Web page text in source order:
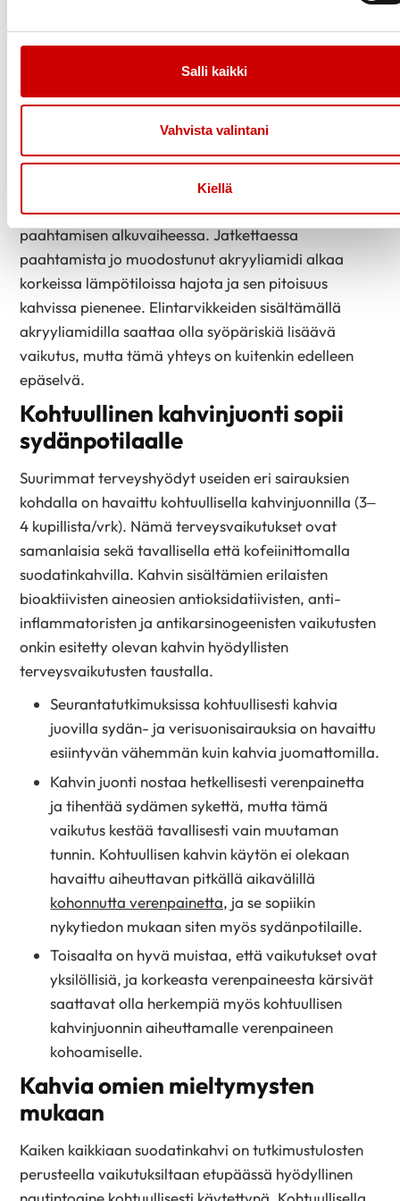
Salli kaikki
Vahvista valintani
Kiellä
päivässä.
Kahvin akryyliamidi
Kahvi on merkittävä akryyliamidin lähde
suomalaisilla aikuisilla kahvin suurten käyttömäärien
takia. Tummapaahtoinen kahvi sisältää vähemmän
akryyliamidia kuin vaaleapaahtoinen, sillä
akryyliamidia muodostuu erityisesti kahvin
paahtamisen alkuvaiheessa. Jatkettaessa
paahtamista jo muodostunut akryyliamidi alkaa
korkeissa lämpötiloissa hajota ja sen pitoisuus
kahvissa pienenee. Elintarvikkeiden sisältämällä
akryyliamidilla saattaa olla syöpäriskiä lisäävä
vaikutus, mutta tämä yhteys on kuitenkin edelleen
epäselvä.
Kohtuullinen kahvinjuonti sopii
sydänpotilaalle
Suurimmat terveyshyödyt useiden eri sairauksien
kohdalla on havaittu kohtuullisella kahvinjuonnilla (3–
4 kupillista/vrk). Nämä terveysvaikutukset ovat
samanlaisia sekä tavallisella että kofeiinittomalla
suodatinkahvilla. Kahvin sisältämien erilaisten
bioaktiivisten aineosien antioksidatiivisten, anti-
inflammatoristen ja antikarsinogeenisten vaikutusten
onkin esitetty olevan kahvin hyödyllisten
terveysvaikutusten taustalla.
Seurantatutkimuksissa kohtuullisesti kahvia
juovilla sydän- ja verisuonisairauksia on havaittu
esiintyvän vähemmän kuin kahvia juomattomilla.
Kahvin juonti nostaa hetkellisesti verenpainetta
ja tihentää sydämen sykettä, mutta tämä
vaikutus kestää tavallisesti vain muutaman
tunnin. Kohtuullisen kahvin käytön ei olekaan
havaittu aiheuttavan pitkällä aikavälillä
kohonnutta verenpainetta, ja se sopiikin
nykytiedon mukaan siten myös sydänpotilaille.
Toisaalta on hyvä muistaa, että vaikutukset ovat
yksilöllisiä, ja korkeasta verenpaineesta kärsivät
saattavat olla herkempiä myös kohtuullisen
kahvinjuonnin aiheuttamalle verenpaineen
kohoamiselle.
Kahvia omien mieltymysten
mukaan
Kaiken kaikkiaan suodatinkahvi on tutkimustulosten
perusteella vaikutuksiltaan etupäässä hyödyllinen